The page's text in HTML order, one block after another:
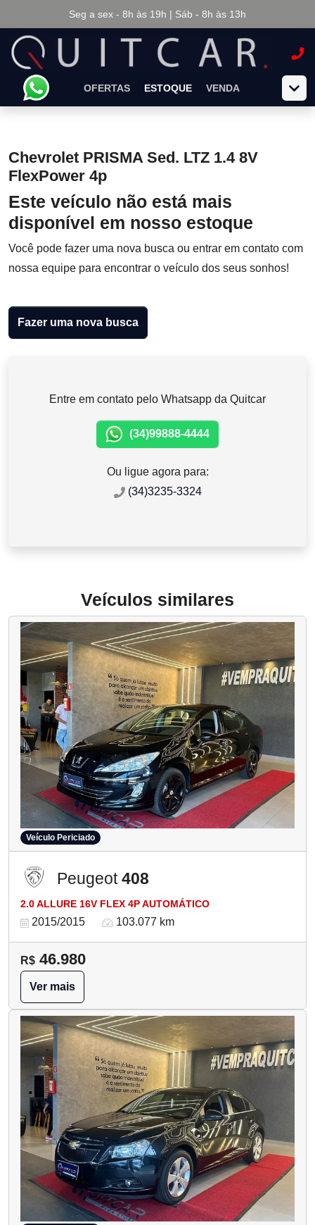
Seg a sex - 8h às 19h | Sáb - 8h às 13h
OFERTAS ESTOQUE VENDA
Chevrolet PRISMA Sed. LTZ 1.4 8V
FlexPower 4p
Este veículo não está mais
disponível em nosso estoque
Você pode fazer uma nova busca ou entrar em contato com
nossa equipe para encontrar o veículo dos seus sonhos!
Fazer uma nova busca
Entre em contato pelo Whatsapp da Quitcar
(34)99888-4444
Ou ligue agora para:
(34)3235-3324
Veículos similares
Veículo Periciado
Peugeot408
2.0 ALLURE 16V FLEX 4P AUTOMÁTICO
2015/2015 103.077 km
R$ 46.980
Ver mais